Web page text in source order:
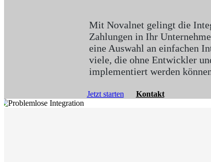
Mit Novalnet gelingt die
Zahlungen in Ihr
eine Auswahl an einfachen
viele, die ohne Entwickler
implementiert werden
Jetzt starten Kontakt